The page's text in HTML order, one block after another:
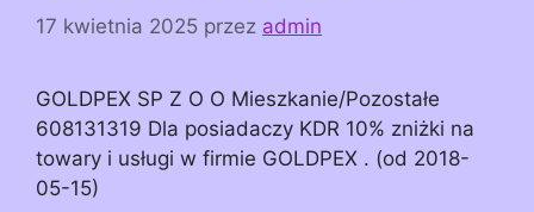
17 kwietnia 2025 przez admin
GOLDPEX SP Z O O Mieszkanie/Pozostałe
608131319 Dla posiadaczy KDR 10% zniżki na
towary i usługi w firmie GOLDPEX . (od 2018-
05-15)